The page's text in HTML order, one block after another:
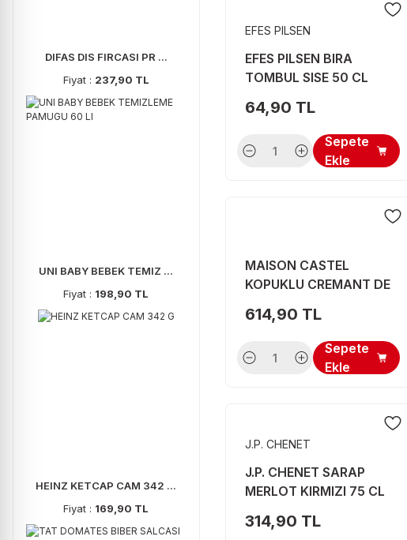
BAILEYS (4)
DARK BLUE (4)
DLC (4)
LONDON (4)
DIFAS DIS FIRCASI PR ...
Fiyat : 237,90 TL
UNI BABY BEBEK TEMIZ ...
Fiyat : 198,90 TL
HEINZ KETCAP CAM 342 ...
Fiyat : 169,90 TL
EFES PILSEN
EFES PILSEN BIRA
TOMBUL SISE 50 CL
64,90 TL
Sepete
Ekle
MAISON CASTEL
KOPUKLU CREMANT DE
614,90 TL
Sepete
Ekle
J.P. CHENET
J.P. CHENET SARAP
MERLOT KIRMIZI 75 CL
314,90 TL